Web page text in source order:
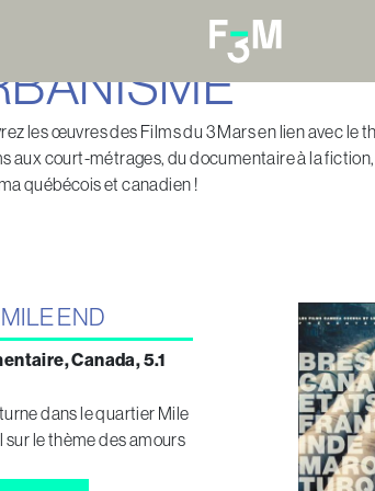
les œuvres des Films du 3 Mars en lien avec le
aux court-métrages, du documentaire à la
québécois et canadien !
END
Canada, 5.1
dans le quartier Mile
sur le thème des amours